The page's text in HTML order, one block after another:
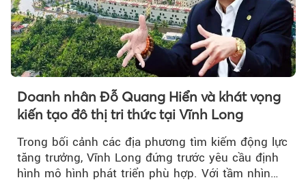
Doanh nhân Đỗ Quang Hiển và khát vọng
kiến tạo đô thị tri thức tại Vĩnh Long
Trong bối cảnh các địa phương tìm kiếm động lực
tăng trưởng, Vĩnh Long đứng trước yêu cầu định
hình mô hình phát triển phù hợp. Với tầm nhìn